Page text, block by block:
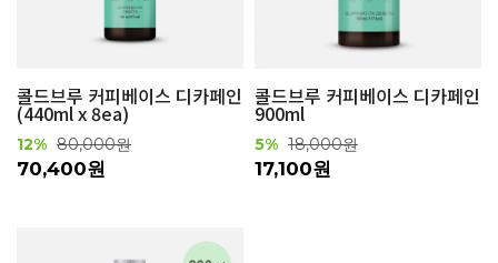
콜드브루 커피베이스 디카페인
(440ml x 8ea)
12% 80,000원
70,400원
콜드브루 커피베이스 디카페인
900ml
5% 18,000원
17,100원